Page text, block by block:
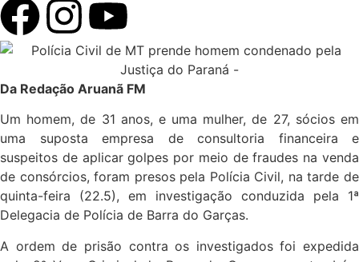
Da Redação Aruanã FM
Um homem, de 31 anos, e uma mulher, de 27, sócios em
uma suposta empresa de consultoria financeira e
suspeitos de aplicar golpes por meio de fraudes na venda
de consórcios, foram presos pela Polícia Civil, na tarde de
quinta-feira (22.5), em investigação conduzida pela 1ª
Delegacia de Polícia de Barra do Garças.
A ordem de prisão contra os investigados foi expedida